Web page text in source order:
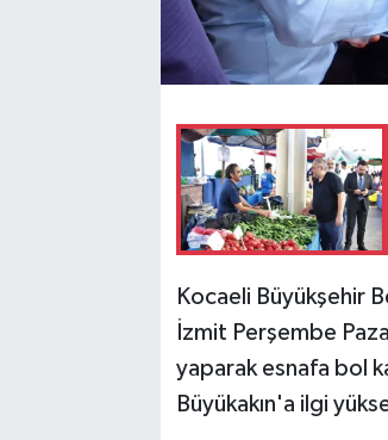
Kocaeli Büyükşehir
İzmit Perşembe
yaparak esnafa bol
Büyükakın'a ilgi